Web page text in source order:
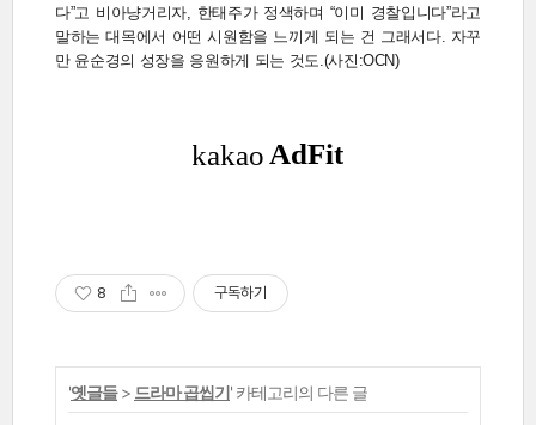
다”고 비아냥거리자, 한태주가 정색하며 “이미 경찰입니다”라고
말하는 대목에서 어떤 시원함을 느끼게 되는 건 그래서다. 자꾸
만 윤순경의 성장을 응원하게 되는 것도.(사진:OCN)
8 구독하기
'옛글들> 드라마 곱씹기' 카테고리의 다른 글